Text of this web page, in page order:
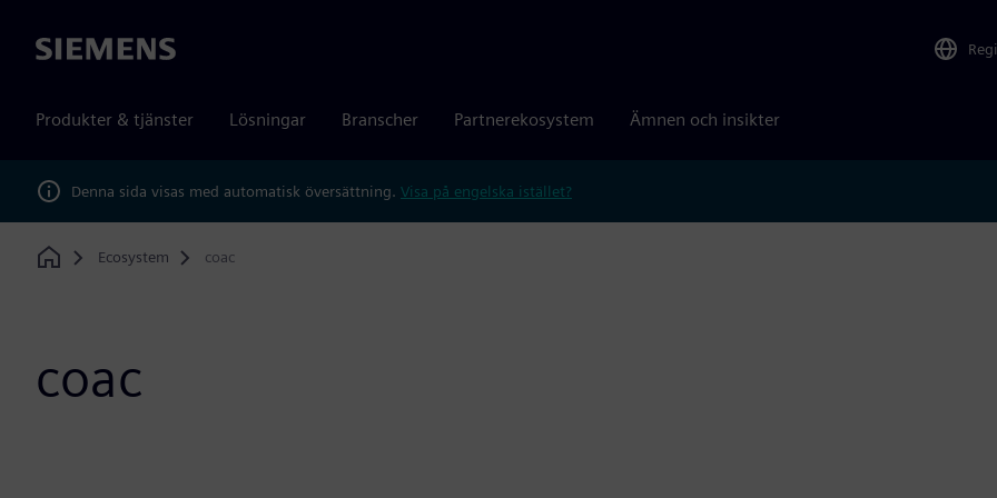
Siemens
Produkter & tjänster Lösningar Branscher Partnerekosystem Ämnen och insikter
Denna sida visas med automatisk översättning. Visa på engelska istället?
Home
Ecosystem coac
coac